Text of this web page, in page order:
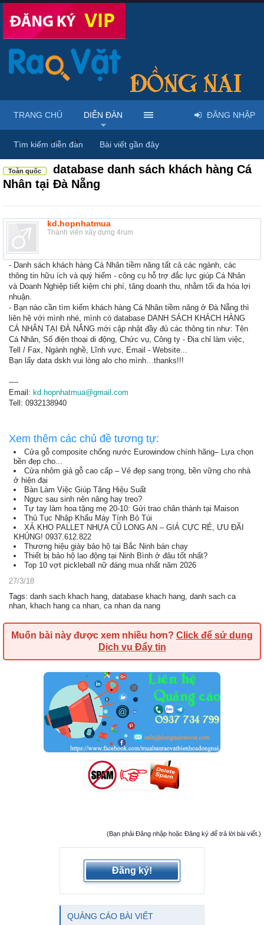
Diễn đàn ... Rao vặt tổng hợp - Uy tín - Miễn phí
Toàn quốc
database danh sách khách hàng Cá
Nhân tại Đà Nẵng
kd.hopnhatmua
Thành viên xây dựng 4rum
- Danh sách khách hàng Cá Nhân tiềm năng tất cả các ngành, các
thông tin hữu ích và quý hiếm - công cụ hỗ trợ đắc lực giúp Cá Nhân
và Doanh Nghiệp tiết kiệm chi phí, tăng doanh thu, nhằm tối đa hóa lợi
nhuận.
- Bạn nào cần tìm kiếm khách hàng Cá Nhân tiềm năng ở Đà Nẵng thì
liên hệ với mình nhé, mình có database DANH SÁCH KHÁCH HÀNG
CÁ NHÂN TẠI ĐÀ NẴNG mới cập nhật đầy đủ các thông tin như: Tên
Cá Nhân, Số điện thoại di động, Chức vụ, Công ty - Địa chỉ làm việc,
Tell / Fax, Ngành nghề, Lĩnh vực, Email - Website...
Bạn lấy data dskh vui lòng alo cho mình…thanks!!!
----
Email: kd.hopnhatmua@gmail.com
Tell: 0932138940
Xem thêm các chủ đề tương tự:
Cửa gỗ composite chống nước Eurowindow chính hãng– Lựa chọn
bền đẹp cho...
Cửa nhôm giả gỗ cao cấp – Vẻ đẹp sang trọng, bền vững cho nhà
ở hiện đại
Bàn Làm Việc Giúp Tăng Hiệu Suất
Ngực sau sinh nên nâng hay treo?
Tự tay làm hoa tặng mẹ 20-10: Gửi trao chân thành tại Maison
Thủ Tục Nhập Khẩu Máy Tính Bỏ Túi
XẢ KHO PALLET NHỰA CŨ LONG AN – GIÁ CỰC RẺ, ƯU ĐÃI
KHỦNG! 0937.612.822
Thương hiệu giày bảo hộ tại Bắc Ninh bán chạy
Thiết bị bảo hộ lao động tại Ninh Bình ở đâu tốt nhất?
Top 10 vợt pickleball nữ đáng mua nhất năm 2026
27/3/18
Tags: danh sach khach hang, database khach hang, danh sach ca
nhan, khach hang ca nhan, ca nhan da nang
Muốn bài này được xem nhiều hơn? Click để sử dụng
Dịch vụ Đẩy tin
(Bạn phải Đăng nhập hoặc Đăng ký để trả lời bài viết.)
Đăng ký!
QUẢNG CÁO BÀI VIẾT
TRANG CHỦ DIỄN ĐÀN
Tìm kiếm diễn đàn Bài viết gần đây
ĐĂNG NHẬP